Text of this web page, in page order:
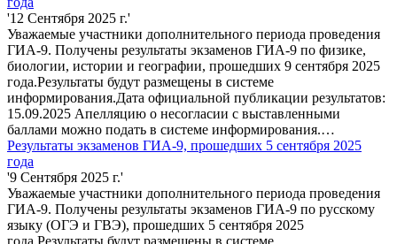
'12 Сентября 2025 г.'
Уважаемые участники дополнительного периода проведения
ГИА-9. Получены результаты экзаменов ГИА-9 по физике,
биологии, истории и географии, прошедших 9 сентября 2025
года.Результаты будут размещены в системе
информирования.Дата официальной публикации результатов:
15.09.2025 Апелляцию о несогласии с выставленными
баллами можно подать в системе информирования.…
Результаты экзаменов ГИА-9, прошедших 5 сентября 2025
года
'9 Сентября 2025 г.'
Уважаемые участники дополнительного периода проведения
ГИА-9. Получены результаты экзаменов ГИА-9 по русскому
языку (ОГЭ и ГВЭ), прошедших 5 сентября 2025